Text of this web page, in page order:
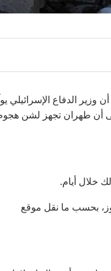
الدفاع الإسرائيلي
إلى أن طهران تجهز لشن
خلال أيام.
بحسب ما نقل موقع